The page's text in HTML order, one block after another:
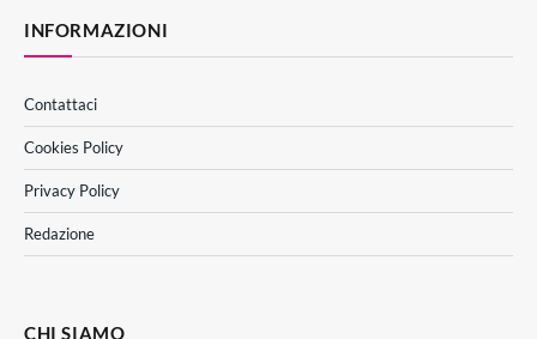
INFORMAZIONI
Contattaci
Cookies Policy
Privacy Policy
Redazione
CHI SIAMO